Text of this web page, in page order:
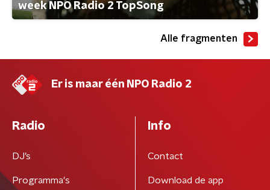
week NPO Radio 2 TopSong
Alle fragmenten
Er is maar één NPO Radio 2
Radio
DJ’s
Programma's
Info
Contact
Download de app